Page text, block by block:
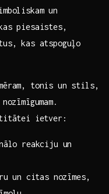
un
piesaistes,⁤
kas atspoguļo‍
tonis un stils,
ietver:
reakciju un
un citas nozīmes,